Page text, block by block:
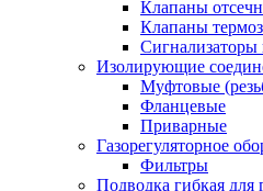
Клапаны
Клапаны
Сигнализаторы
Изолирующие
Муфтовые
Фланцевые
Приварные
Газорегуляторное
Фильтры
Подводка гибкая для